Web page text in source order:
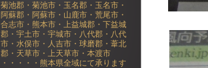
菊池郡・菊池市・玉名郡・玉名市・
阿蘇郡・阿蘇市・山鹿市・荒尾市・
合志市・熊本市・上益城郡・下益城
郡・宇土市・宇城市・八代郡・八代
市・水俣市・人吉市・球磨郡・葦北
郡・天草市・上天草市・本渡市
・・・・・熊本県全域にて承ります